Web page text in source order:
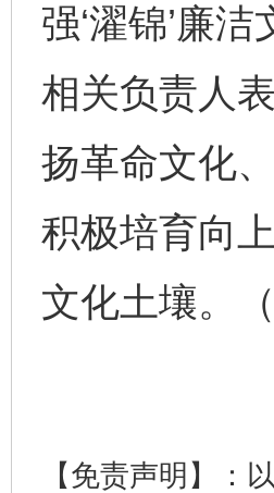
强‘濯锦’廉
相关负责人
扬革命文化
积极培育向
文化土壤。
【免责声明】：